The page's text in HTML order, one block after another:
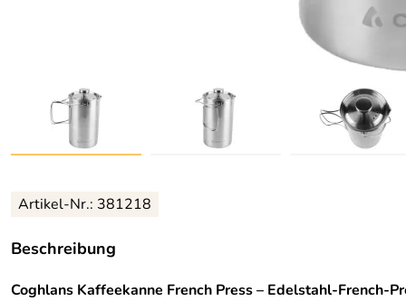
Artikel-Nr.: 381218
Beschreibung
Coghlans Kaffeekanne French Press – Edelstahl-French-